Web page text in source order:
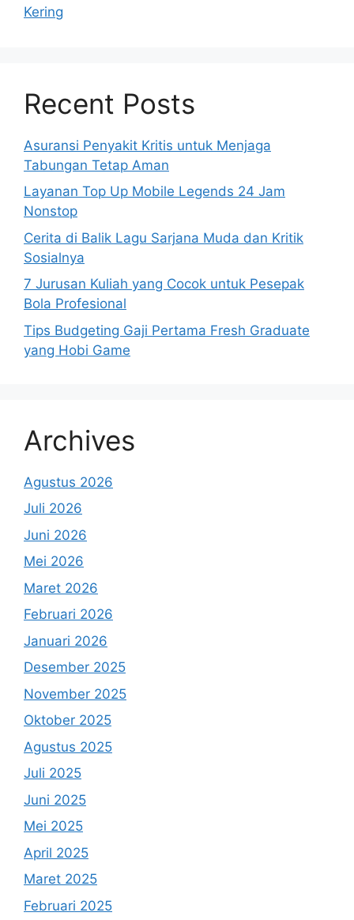
Kering
Recent Posts
Asuransi Penyakit Kritis untuk Menjaga
Tabungan Tetap Aman
Layanan Top Up Mobile Legends 24 Jam
Nonstop
Cerita di Balik Lagu Sarjana Muda dan Kritik
Sosialnya
7 Jurusan Kuliah yang Cocok untuk Pesepak
Bola Profesional
Tips Budgeting Gaji Pertama Fresh Graduate
yang Hobi Game
Archives
Agustus 2026
Juli 2026
Juni 2026
Mei 2026
Maret 2026
Februari 2026
Januari 2026
Desember 2025
November 2025
Oktober 2025
Agustus 2025
Juli 2025
Juni 2025
Mei 2025
April 2025
Maret 2025
Februari 2025